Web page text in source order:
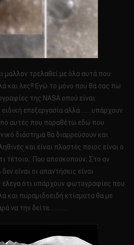
μάλλον τρελαθεί με όλα αυτά που
και λες!! Εγώ το μόνο που θα σας πω
της NASA οπού είναι
επεξεργασία αλλά …….υπάρχουν
αυτές που παραθέτω εδώ που
διάστημα θα διαρρεύσουν και
και είναι πλαστές ποιος είναι ο
τέτοιο; Που αποσκοπούν; Στο αν
είναι οι απαντήσεις είναι
ότι υπάρχουν φωτογραφίες που
και πυραμιδοειδή κτίσματα θα με
να την δείτε………….